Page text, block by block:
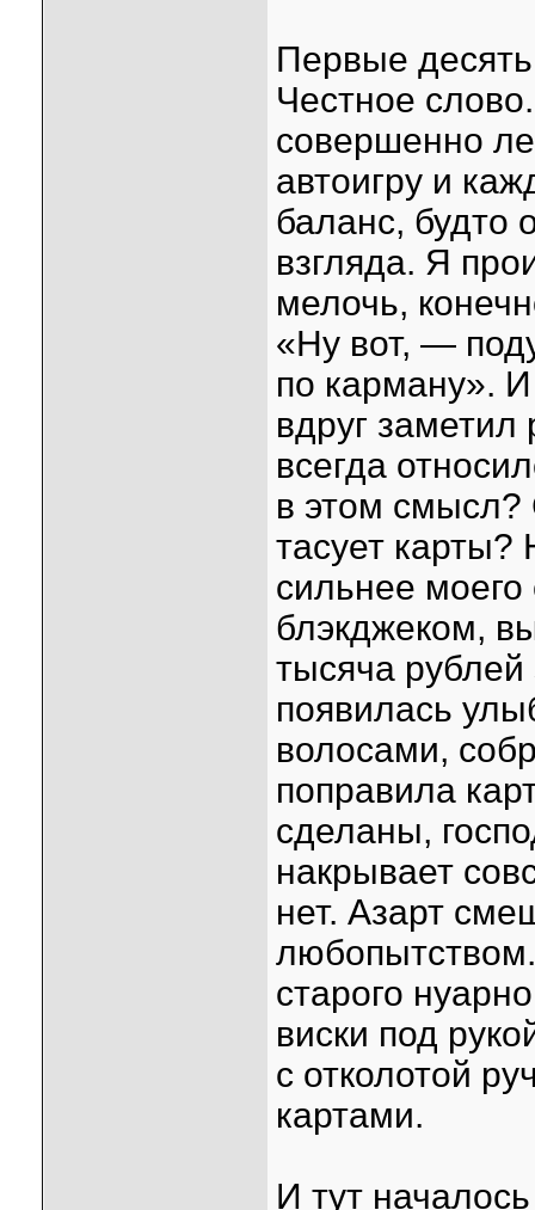
Первые
Честное
совершенно
автоигру и
баланс, будто
взгляда. Я
мелочь,
«Ну вот, —
по карману». И
вдруг
всегда
в этом смысл?
тасует карты?
сильнее
блэкджеком,
тысяча рублей
появилась
волосами,
поправила
сделаны,
накрывает
нет. Азарт
старого
виски под
с отколотой
картами.
И тут